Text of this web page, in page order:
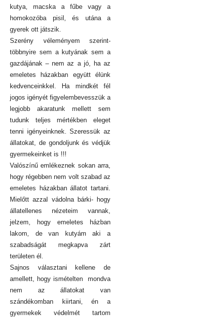
kutya, macska a fűbe vagy a
homokozóba pisil, és utána a
gyerek ott játszik.
Szerény véleményem szerint-
többnyire sem a kutyának sem a
gazdájának – nem az a jó, ha az
emeletes házakban együtt élünk
kedvenceinkkel. Ha mindkét fél
jogos igényét figyelembevesszük a
legjobb akaratunk mellett sem
tudunk teljes mértékben eleget
tenni igényeinknek. Szeressük az
állatokat, de gondoljunk és védjük
gyermekeinket is !!!
Valószínű emlékeznek sokan arra,
hogy régebben nem volt szabad az
emeletes házakban állatot tartani.
Mielőtt azzal vádolna bárki- hogy
állatellenes nézeteim vannak,
jelzem, hogy emeletes házban
lakom, de van kutyám aki a
szabadságát megkapva zárt
területen él.
Sajnos választani kellene de
amellett, hogy ismételten mondva
nem az állatokat van
szándékomban kiirtani, én a
gyermekek védelmét tartom